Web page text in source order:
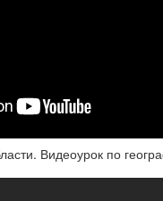
Видеоурок по